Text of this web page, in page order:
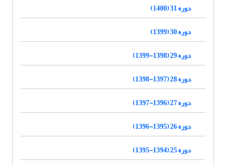
دوره 31 (1400)
دوره 30 (1399)
دوره 29 (1398-1399)
دوره 28 (1397-1398)
دوره 27 (1396-1397)
دوره 26 (1395-1396)
دوره 25 (1394-1395)